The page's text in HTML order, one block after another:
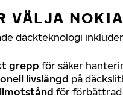
VÄLJA
däckteknologi
grepp för säker
livslängd på
för